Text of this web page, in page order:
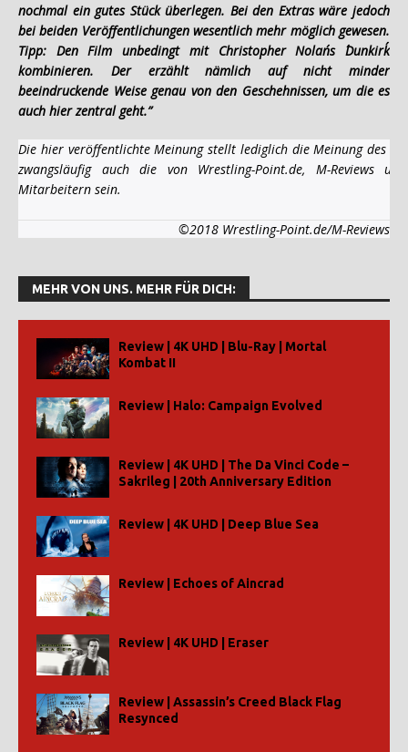
nochmal ein gutes Stück überlegen. Bei den Extras wäre jedoch
bei beiden Veröffentlichungen wesentlich mehr möglich gewesen.
Tipp: Den Film unbedingt mit Christopher Nolan´s ´Dunkirk´
kombinieren. Der erzählt nämlich auf nicht minder
beeindruckende Weise genau von den Geschehnissen, um die es
auch hier zentral geht.”
Die hier veröffentlichte Meinung stellt lediglich die Meinung des
zwangsläufig auch die von Wrestling-Point.de, M-Reviews
Mitarbeitern sein.
©2018 Wrestling-Point.de/M-Reviews
MEHR VON UNS. MEHR FÜR DICH:
Review | 4K UHD | Blu-Ray | Mortal
Kombat II
Review | Halo: Campaign Evolved
Review | 4K UHD | The Da Vinci Code –
Sakrileg | 20th Anniversary Edition
Review | 4K UHD | Deep Blue Sea
Review | Echoes of Aincrad
Review | 4K UHD | Eraser
Review | Assassin’s Creed Black Flag
Resynced